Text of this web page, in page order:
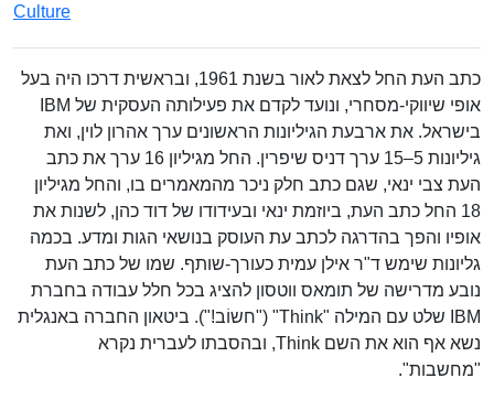
Culture
כתב העת החל לצאת לאור בשנת 1961, ובראשית דרכו היה בעל
אופי שיווקי-מסחרי, ונועד לקדם את פעילותה העסקית של IBM
בישראל. את ארבעת הגיליונות הראשונים ערך אהרון לוין, ואת
גיליונות 5–15 ערך דניס שיפרין. החל מגיליון 16 ערך את כתב
העת צבי ינאי, שגם כתב חלק ניכר מהמאמרים בו, והחל מגיליון
18 החל כתב העת, ביוזמת ינאי ובעידודו של דוד כהן, לשנות את
אופיו והפך בהדרגה לכתב עת העוסק בנושאי הגות ומדע. בכמה
גליונות שימש ד"ר אילן עמית כעורך-שותף. שמו של כתב העת
נובע מדרישה של תומאס ווטסון להציג בכל חלל עבודה בחברת
IBM שלט עם המילה "Think" ("חשוֹב!"). ביטאון החברה באנגלית
נשא אף הוא את השם Think, ובהסבתו לעברית נקרא
"מחשבות".